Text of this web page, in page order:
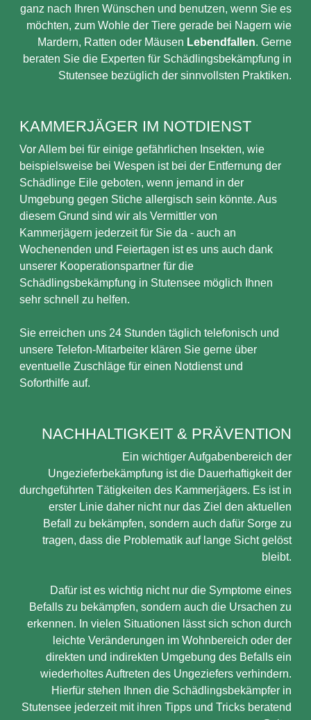
ganz nach Ihren Wünschen und benutzen, wenn Sie es
möchten, zum Wohle der Tiere gerade bei Nagern wie
Mardern, Ratten oder Mäusen Lebendfallen. Gerne
beraten Sie die Experten für Schädlingsbekämpfung in
Stutensee bezüglich der sinnvollsten Praktiken.
KAMMERJÄGER IM NOTDIENST
Vor Allem bei für einige gefährlichen Insekten, wie
beispielsweise bei Wespen ist bei der Entfernung der
Schädlinge Eile geboten, wenn jemand in der
Umgebung gegen Stiche allergisch sein könnte. Aus
diesem Grund sind wir als Vermittler von
Kammerjägern jederzeit für Sie da - auch an
Wochenenden und Feiertagen ist es uns auch dank
unserer Kooperationspartner für die
Schädlingsbekämpfung in Stutensee möglich Ihnen
sehr schnell zu helfen.
Sie erreichen uns 24 Stunden täglich telefonisch und
unsere Telefon-Mitarbeiter klären Sie gerne über
eventuelle Zuschläge für einen Notdienst und
Soforthilfe auf.
NACHHALTIGKEIT & PRÄVENTION
Ein wichtiger Aufgabenbereich der
Ungezieferbekämpfung ist die Dauerhaftigkeit der
durchgeführten Tätigkeiten des Kammerjägers. Es ist in
erster Linie daher nicht nur das Ziel den aktuellen
Befall zu bekämpfen, sondern auch dafür Sorge zu
tragen, dass die Problematik auf lange Sicht gelöst
bleibt.
Dafür ist es wichtig nicht nur die Symptome eines
Befalls zu bekämpfen, sondern auch die Ursachen zu
erkennen. In vielen Situationen lässt sich schon durch
leichte Veränderungen im Wohnbereich oder der
direkten und indirekten Umgebung des Befalls ein
wiederholtes Auftreten des Ungeziefers verhindern.
Hierfür stehen Ihnen die Schädlingsbekämpfer in
Stutensee jederzeit mit ihren Tipps und Tricks beratend